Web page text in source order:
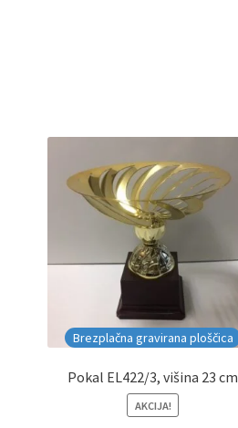
Brezplačna gravirana ploščica
Pokal EL422/3, višina 23 cm
AKCIJA!